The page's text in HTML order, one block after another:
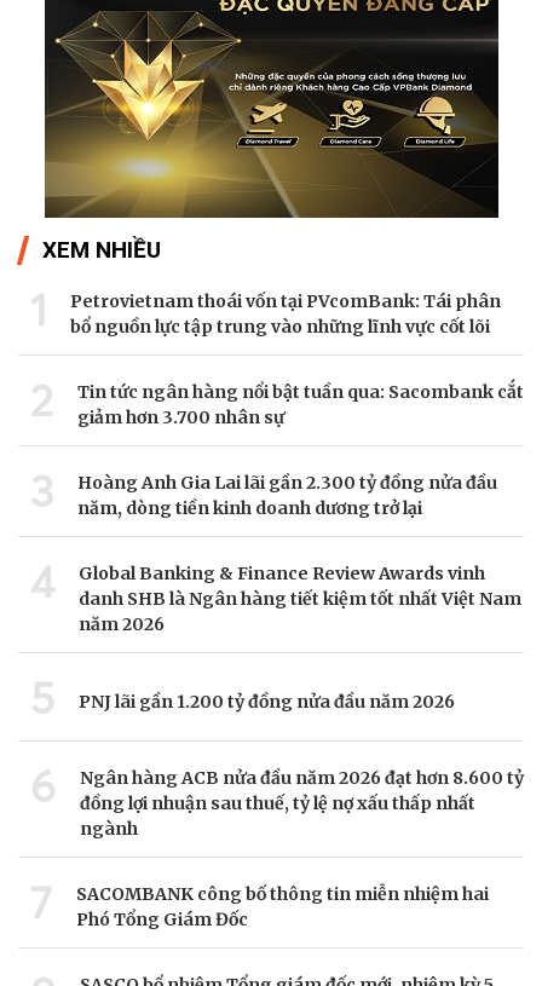
XEM NHIỀU
1
Petrovietnam thoái vốn tại PVcomBank: Tái phân
bổ nguồn lực tập trung vào những lĩnh vực cốt lõi
2
Tin tức ngân hàng nổi bật tuần qua: Sacombank cắt
giảm hơn 3.700 nhân sự
3
Hoàng Anh Gia Lai lãi gần 2.300 tỷ đồng nửa đầu
năm, dòng tiền kinh doanh dương trở lại
4
Global Banking & Finance Review Awards vinh
danh SHB là Ngân hàng tiết kiệm tốt nhất Việt Nam
năm 2026
5 PNJ lãi gần 1.200 tỷ đồng nửa đầu năm 2026
6
Ngân hàng ACB nửa đầu năm 2026 đạt hơn 8.600 tỷ
đồng lợi nhuận sau thuế, tỷ lệ nợ xấu thấp nhất
ngành
7
SACOMBANK công bố thông tin miễn nhiệm hai
Phó Tổng Giám Đốc